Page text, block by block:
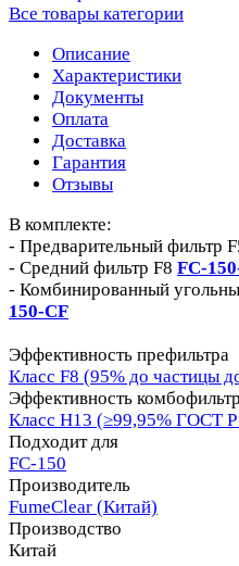
Все товары категории
Описание
Характеристики
Документы
Оплата
Доставка
Гарантия
Отзывы
В комплекте:
- Предварительный фильтр
- Средний фильтр F8 FC-
- Комбинированный
150-CF
Эффективность префильтра
Класс F8 (95% до частицы
Эффективность
Класс Н13 (≥99,95% ГОСТ
Подходит для
FC-150
Производитель
FumeClear (Китай)
Производство
Китай